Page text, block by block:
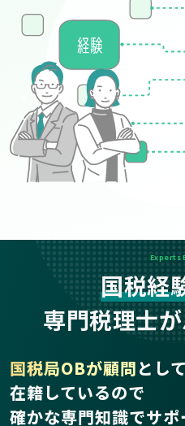
Experts
国税経
専門税理士
国税局OBが顧問として
在籍しているので
確かな専門知識でサポ